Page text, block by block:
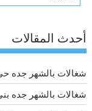
أحدث المقالات
شغالات بالشهر جده حى
شغالات بالشهر جده بني مالك